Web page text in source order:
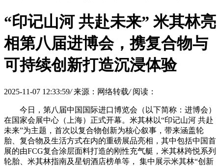
“印记山河 共赴未来” 米其林亮
相第八届进博会，携复合物与
可持续创新打造沉浸体验
2025-11-07 12:33:59/ 来源：网络转载/ 阅读：
今日，第八届中国国际进口博览会（以下简称：进博会）
在国家会展中心（上海）正式开幕。米其林以“印记山河 共赴
未来”为主题，首次以复合物创新为核心叙事，带来涵盖轮
胎、复合物及生活方式在内的重磅展品亮相，其中包括中国首
展的由FCG复合涂层面料打造的刚性充气艇，米其林跨悦系列
轮胎、米其林指南及星钥酒店榜单等， 集中展示米其林“创新